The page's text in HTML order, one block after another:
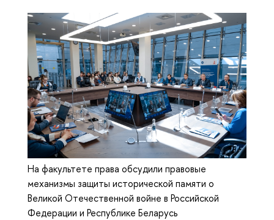
На факультете права обсудили правовые
механизмы защиты исторической памяти о
Великой Отечественной войне в Российской
Федерации и Республике Беларусь